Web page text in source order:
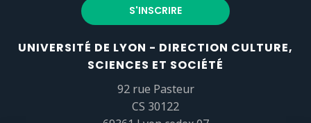
UNIVERSITÉ DE LYON - DIRECTION CULTURE,
SCIENCES ET SOCIÉTÉ
92 rue Pasteur
CS 30122